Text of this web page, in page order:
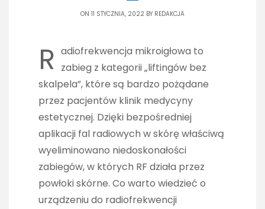
ON 11 STYCZNIA, 2022 BY REDAKCJA
R adiofrekwencja mikroigłowa to
zabieg z kategorii „liftingów bez
skalpela”, które są bardzo pożądane
przez pacjentów klinik medycyny
estetycznej. Dzięki bezpośredniej
aplikacji fal radiowych w skórę właściwą
wyeliminowano niedoskonałości
zabiegów, w których RF działa przez
powłoki skórne. Co warto wiedzieć o
urządzeniu do radiofrekwencji